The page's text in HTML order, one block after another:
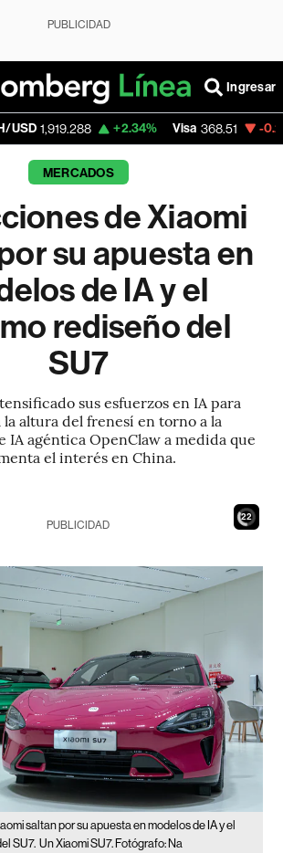
PUBLICIDAD
Ingresar
+2.34% Visa 368.51 -0.29%
MERCADOS
de Xiaomi
su apuesta en
de IA y el
rediseño del
SU7
sus esfuerzos en IA para
la altura del frenesí en torno a la
IA agéntica OpenClaw a medida que
el interés en China.
21
PUBLICIDAD
saltan por su apuesta en modelos de IA y el
SU7. Un Xiaomi SU7. Fotógrafo: Na